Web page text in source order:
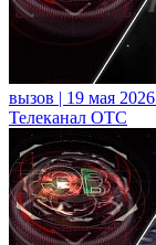
вызов | 19 мая
Телеканал ОТС